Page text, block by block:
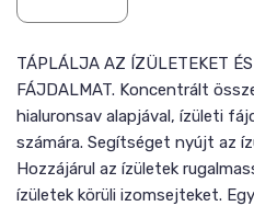
TÁPLÁLJA AZ ÍZÜLETEKET
FÁJDALMAT. Koncentrált
hialuronsav alapjával, ízületi
számára. Segítséget nyújt az
Hozzájárul az ízületek
ízületek körüli izomsejteket.